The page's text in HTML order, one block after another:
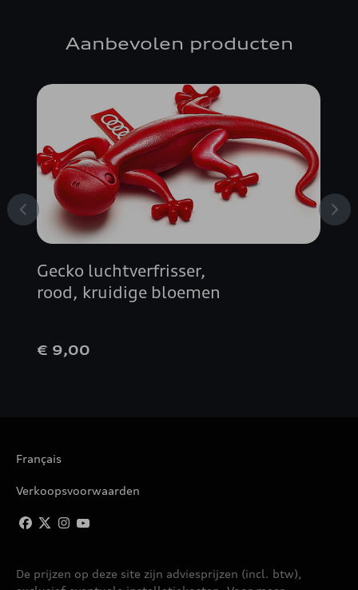
Aanbevolen producten
Gecko luchtverfrisser,
rood, kruidige bloemen
€ 9,00
Français
Verkoopsvoorwaarden
De prijzen op deze site zijn adviesprijzen (incl. btw),